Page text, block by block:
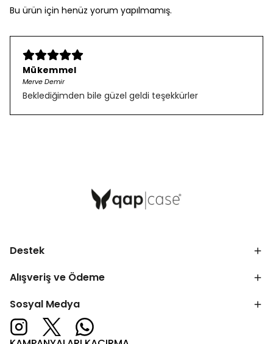
Bu ürün için henüz yorum yapılmamış.
Mükemmel
Merve Demir
Beklediğimden bile güzel geldi teşekkürler
Destek
Alışveriş ve Ödeme
Sosyal Medya